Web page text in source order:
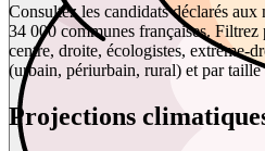
Consultez les candidats déclarés
34 000 communes françaises.
centre, droite, écologistes, extrême-
(urbain, périurbain, rural) et par taille
Projections